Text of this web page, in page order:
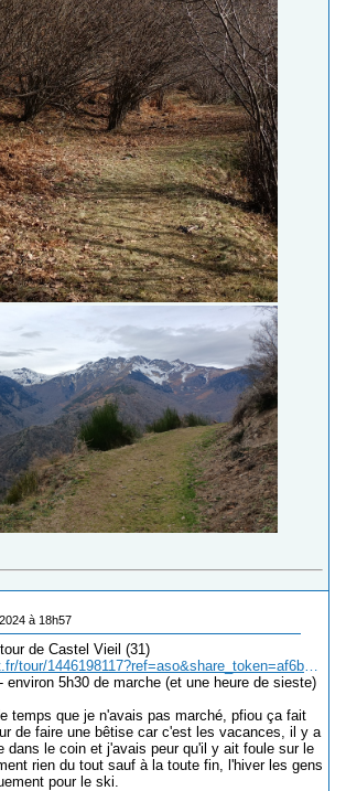
à 18h57
de Castel Vieil (31)
environ 5h30 de marche (et une heure de sieste)
temps que je n'avais pas marché, pfiou ça fait
de faire une bêtise car c'est les vacances, il y a
dans le coin et j'avais peur qu'il y ait foule sur le
rien du tout sauf à la toute fin, l'hiver les gens
pour le ski.